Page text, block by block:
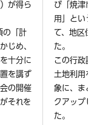
が得ら
の「計
じめ、
十分に
を講ず
の開催
それを
び「焼津市
用」という
て、地区住
た。
この行政課
土地利用を
象に、まと
クアップし
た。